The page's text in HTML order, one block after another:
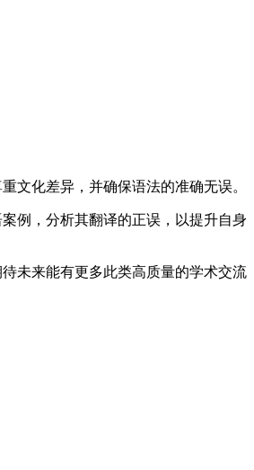
文化差异，并确保语法的准确无误。
例，分析其翻译的正误，以提升自身
未来能有更多此类高质量的学术交流